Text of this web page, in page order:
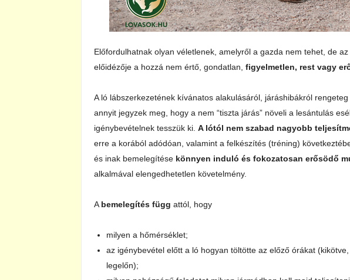
Előfordulhatnak olyan véletlenek, amelyről a gazda nem tehet, de
előidézője a hozzá nem értő, gondatlan, figyelmetlen, rest vagy
A ló lábszerkezetének kívánatos alakulásáról, járáshibákról
annyit jegyzek meg, hogy a nem “tiszta járás” növeli a lesántulás
igénybevételnek tesszük ki. A lótól nem szabad nagyobb
erre a korából adódóan, valamint a felkészítés (tréning)
és inak bemelegítése könnyen induló és fokozatosan erősödő
alkalmával elengedhetetlen követelmény.
A bemelegítés függ attól, hogy
milyen a hőmérséklet;
az igénybevétel előtt a ló hogyan töltötte az előző órákat
legelőn);